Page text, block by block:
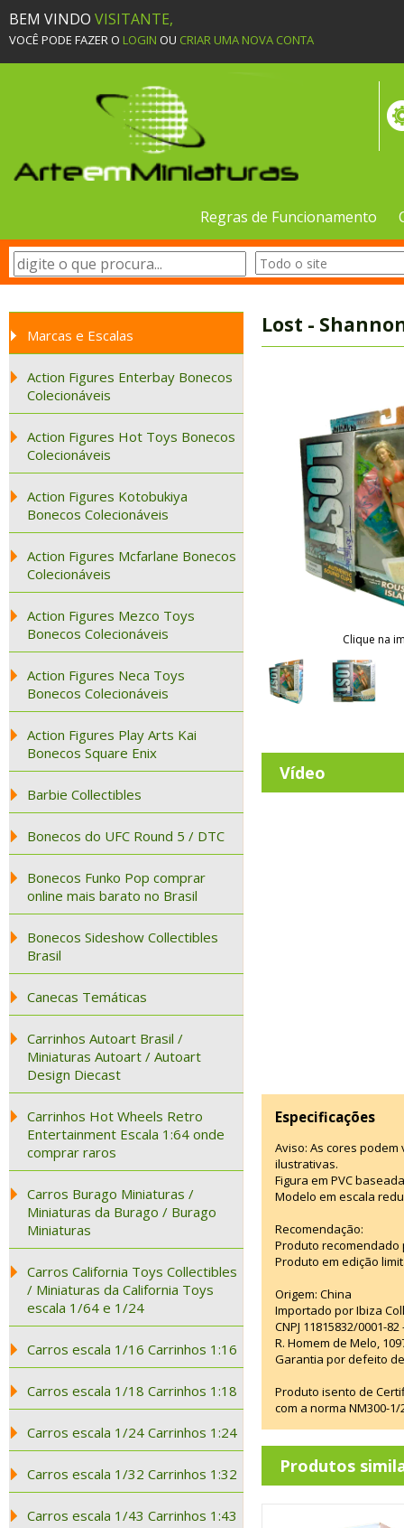
BEM VINDO VISITANTE,
VOCÊ PODE FAZER O LOGIN OU CRIAR UMA NOVA CONTA
Regras de Funcionamento
Marcas e Escalas
Action Figures Enterbay Bonecos
Colecionáveis
Action Figures Hot Toys Bonecos
Colecionáveis
Action Figures Kotobukiya
Bonecos Colecionáveis
Action Figures Mcfarlane Bonecos
Colecionáveis
Action Figures Mezco Toys
Bonecos Colecionáveis
Action Figures Neca Toys
Bonecos Colecionáveis
Action Figures Play Arts Kai
Bonecos Square Enix
Barbie Collectibles
Bonecos do UFC Round 5 / DTC
Bonecos Funko Pop comprar
online mais barato no Brasil
Bonecos Sideshow Collectibles
Brasil
Canecas Temáticas
Carrinhos Autoart Brasil /
Miniaturas Autoart / Autoart
Design Diecast
Carrinhos Hot Wheels Retro
Entertainment Escala 1:64 onde
comprar raros
Carros Burago Miniaturas /
Miniaturas da Burago / Burago
Miniaturas
Carros California Toys Collectibles
/ Miniaturas da California Toys
escala 1/64 e 1/24
Carros escala 1/16 Carrinhos 1:16
Carros escala 1/18 Carrinhos 1:18
Carros escala 1/24 Carrinhos 1:24
Carros escala 1/32 Carrinhos 1:32
Carros escala 1/43 Carrinhos 1:43
Lost -
Clique na
Vídeo
Especificações
Aviso: As cores
ilustrativas.
Figura em PVC
Modelo em escala
Recomendação:
Produto recomendado
Produto em edição
Origem: China
Importado por Ibiza
CNPJ 11815832/0001-
R. Homem de Melo,
Garantia por defeito
Produto isento de
com a norma NM300-
Produtos